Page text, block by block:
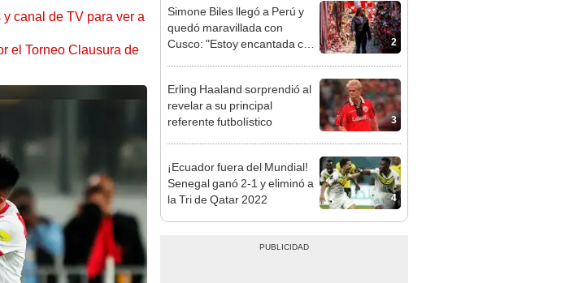
canal de TV para ver a
el Torneo Clausura de
2
Simone Biles llegó a Perú y
quedó maravillada con
Cusco: "Estoy encantada con
3
Erling Haaland sorprendió al
revelar a su principal
referente futbolístico
4
¡Ecuador fuera del Mundial!
Senegal ganó 2-1 y eliminó a
la Tri de Qatar 2022